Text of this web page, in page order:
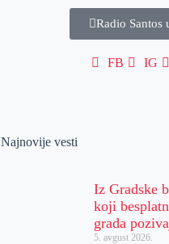
Radio Santos
FB IG
Najnovije vesti
Iz Gradske
koji
grada
5. avgust 2026.